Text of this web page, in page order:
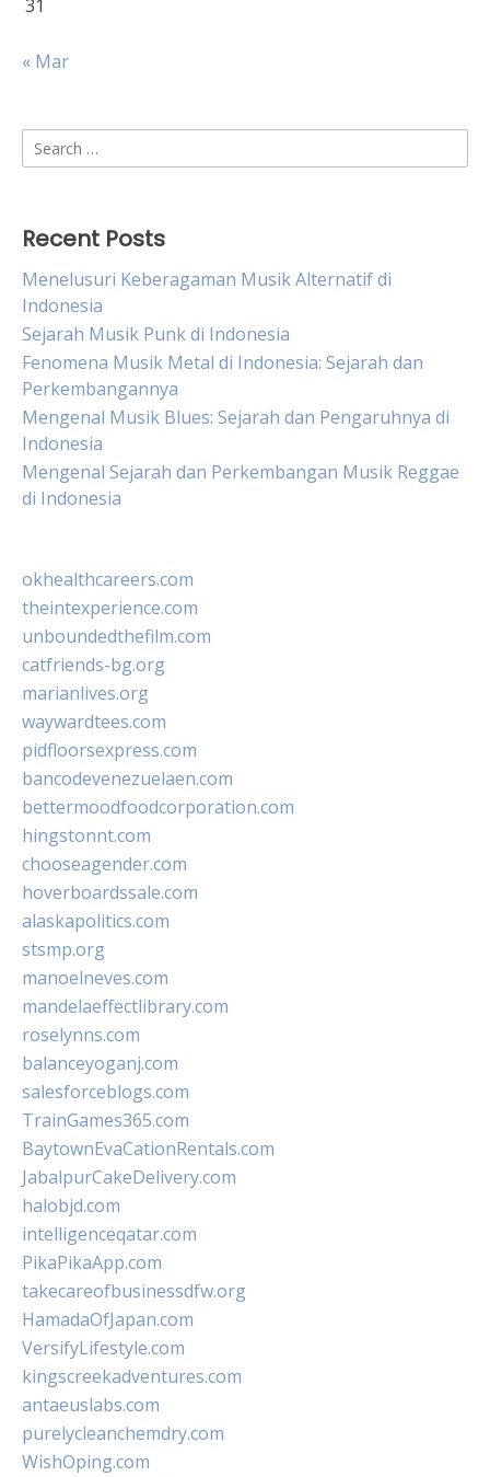
31
« Mar
Search
for:
Recent Posts
Menelusuri Keberagaman Musik Alternatif di
Indonesia
Sejarah Musik Punk di Indonesia
Fenomena Musik Metal di Indonesia: Sejarah dan
Perkembangannya
Mengenal Musik Blues: Sejarah dan Pengaruhnya di
Indonesia
Mengenal Sejarah dan Perkembangan Musik Reggae
di Indonesia
okhealthcareers.com
theintexperience.com
unboundedthefilm.com
catfriends-bg.org
marianlives.org
waywardtees.com
pidfloorsexpress.com
bancodevenezuelaen.com
bettermoodfoodcorporation.com
hingstonnt.com
chooseagender.com
hoverboardssale.com
alaskapolitics.com
stsmp.org
manoelneves.com
mandelaeffectlibrary.com
roselynns.com
balanceyoganj.com
salesforceblogs.com
TrainGames365.com
BaytownEvaCationRentals.com
JabalpurCakeDelivery.com
halobjd.com
intelligenceqatar.com
PikaPikaApp.com
takecareofbusinessdfw.org
HamadaOfJapan.com
VersifyLifestyle.com
kingscreekadventures.com
antaeuslabs.com
purelycleanchemdry.com
WishOping.com